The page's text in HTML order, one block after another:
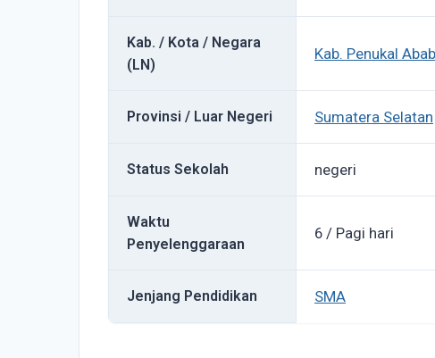
Kab. / Kota / Negara
(LN)
Kab. Penukal
Provinsi / Luar Negeri Sumatera Selatan
Status Sekolah negeri
Waktu
Penyelenggaraan
6 / Pagi hari
Jenjang Pendidikan SMA